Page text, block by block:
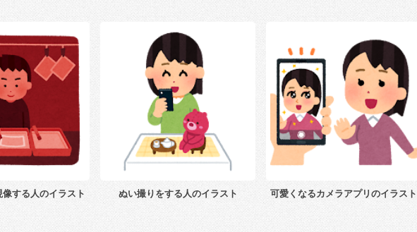
する人のイラスト ぬい撮りをする人のイラスト 可愛くなるカメラアプリのイラスト